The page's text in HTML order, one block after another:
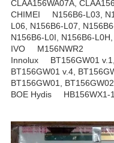
CLAA156WA07A,
CHIMEI N156B6-L03,
L06, N156B6-L07,
N156B6-L0I, N156B6-
IVO M156NWR2
Innolux BT156GW01 v.1,
BT156GW01 v.4,
BT156GW01, BT156GW02
BOE Hydis HB156WX1-